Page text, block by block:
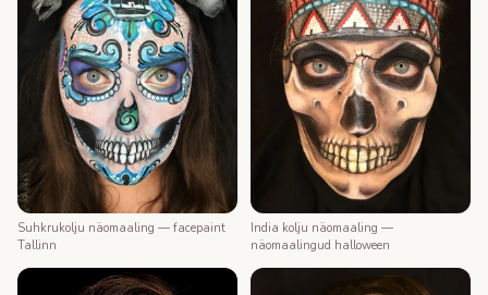
Suhkrukolju näomaaling — facepaint
Tallinn
India kolju näomaaling —
näomaalingud halloween